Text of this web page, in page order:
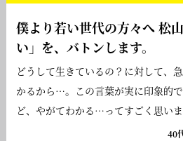
僕より若い世代の方々へ 松
い 」を、バトンします。
どうして生きているの？に対して、
かるから…。この言葉が実に印象的
ど、やがてわかる…ってすごく思いま
40